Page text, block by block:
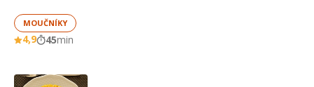
MOUČNÍKY
4,9 45min